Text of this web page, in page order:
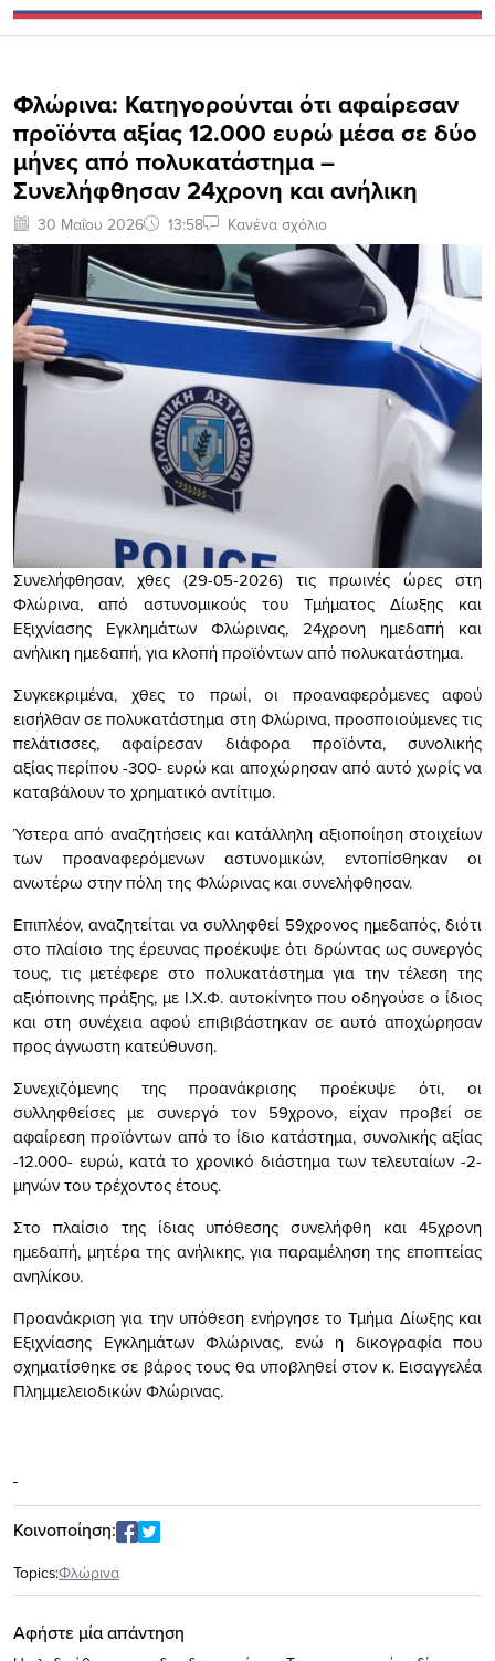
Φλώρινα: Κατηγορούνται ότι αφαίρεσαν
προϊόντα αξίας 12.000 ευρώ μέσα σε δύο
μήνες από πολυκατάστημα –
Συνελήφθησαν 24χρονη και ανήλικη
30 Μαΐου 2026 13:58 Κανένα σχόλιο
Συνελήφθησαν, χθες (29-05-2026) τις πρωινές ώρες στη
Φλώρινα, από αστυνομικούς του Τμήματος Δίωξης και
Εξιχνίασης Εγκλημάτων Φλώρινας, 24χρονη ημεδαπή και
ανήλικη ημεδαπή, για κλοπή προϊόντων από πολυκατάστημα.
Συγκεκριμένα, χθες το πρωί, οι προαναφερόμενες αφού
εισήλθαν σε πολυκατάστημα στη Φλώρινα, προσποιούμενες τις
πελάτισσες, αφαίρεσαν διάφορα προϊόντα, συνολικής
αξίας περίπου -300- ευρώ και αποχώρησαν από αυτό χωρίς να
καταβάλουν το χρηματικό αντίτιμο.
Ύστερα από αναζητήσεις και κατάλληλη αξιοποίηση στοιχείων
των προαναφερόμενων αστυνομικών, εντοπίσθηκαν οι
ανωτέρω στην πόλη της Φλώρινας και συνελήφθησαν.
Επιπλέον, αναζητείται να συλληφθεί 59χρονος ημεδαπός, διότι
στο πλαίσιο της έρευνας προέκυψε ότι δρώντας ως συνεργός
τους, τις μετέφερε στο πολυκατάστημα για την τέλεση της
αξιόποινης πράξης, με Ι.Χ.Φ. αυτοκίνητο που οδηγούσε ο ίδιος
και στη συνέχεια αφού επιβιβάστηκαν σε αυτό αποχώρησαν
προς άγνωστη κατεύθυνση.
Συνεχιζόμενης της προανάκρισης προέκυψε ότι, οι
συλληφθείσες με συνεργό τον 59χρονο, είχαν προβεί σε
αφαίρεση προϊόντων από το ίδιο κατάστημα, συνολικής αξίας
-12.000- ευρώ, κατά το χρονικό διάστημα των τελευταίων -2-
μηνών του τρέχοντος έτους.
Στο πλαίσιο της ίδιας υπόθεσης συνελήφθη και 45χρονη
ημεδαπή, μητέρα της ανήλικης, για παραμέληση της εποπτείας
ανηλίκου.
Προανάκριση για την υπόθεση ενήργησε το Τμήμα Δίωξης και
Εξιχνίασης Εγκλημάτων Φλώρινας, ενώ η δικογραφία που
σχηματίσθηκε σε βάρος τους θα υποβληθεί στον κ. Εισαγγελέα
Πλημμελειοδικών Φλώρινας.
Κοινοποίηση:
Topics:Φλώρινα
Αφήστε μία απάντηση